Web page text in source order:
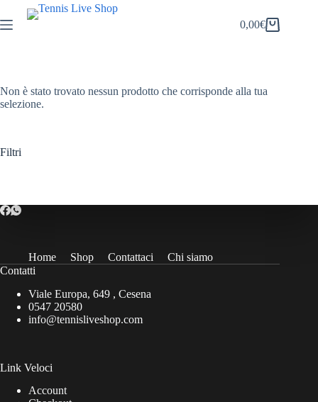
al
contenuto
Carrello
0,00€
Non è stato trovato nessun prodotto che corrisponde alla tua
selezione.
Filtri
Home Shop Contattaci
Chi siamo
Contatti
Viale Europa, 649 , Cesena
0547 20580
info@tennisliveshop.com
Link Veloci
Account